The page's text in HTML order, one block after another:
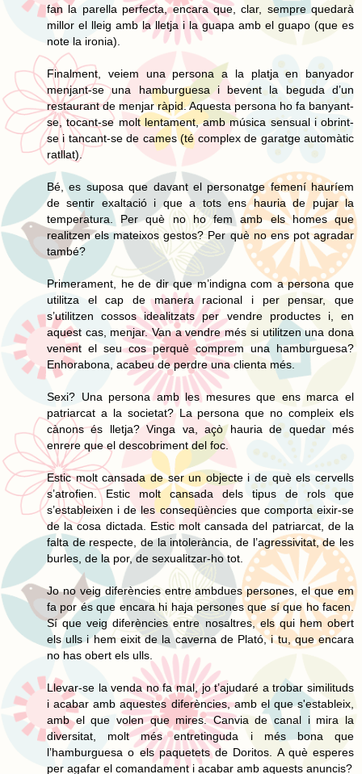
fan la parella perfecta, encara que, clar, sempre quedarà
millor el lleig amb la lletja i la guapa amb el guapo (que es
note la ironia).
Finalment, veiem una persona a la platja en banyador
menjant-se una hamburguesa i bevent la beguda d’un
restaurant de menjar ràpid. Aquesta persona ho fa banyant-
se, tocant-se molt lentament, amb música sensual i obrint-
se i tancant-se de cames (té complex de garatge automàtic
ratllat).
Bé, es suposa que davant el personatge femení hauríem
de sentir exaltació i que a tots ens hauria de pujar la
temperatura. Per què no ho fem amb els homes que
realitzen els mateixos gestos? Per què no ens pot agradar
també?
Primerament, he de dir que m’indigna com a persona que
utilitza el cap de manera racional i per pensar, que
s’utilitzen cossos idealitzats per vendre productes i, en
aquest cas, menjar. Van a vendre més si utilitzen una dona
venent el seu cos perquè comprem una hamburguesa?
Enhorabona, acabeu de perdre una clienta més.
Sexi? Una persona amb les mesures que ens marca el
patriarcat a la societat? La persona que no compleix els
cànons és lletja? Vinga va, açò hauria de quedar més
enrere que el descobriment del foc.
Estic molt cansada de ser un objecte i de què els cervells
s’atrofien. Estic molt cansada dels tipus de rols que
s’estableixen i de les conseqüències que comporta eixir-se
de la cosa dictada. Estic molt cansada del patriarcat, de la
falta de respecte, de la intolerància, de l’agressivitat, de les
burles, de la por, de sexualitzar-ho tot.
Jo no veig diferències entre ambdues persones, el que em
fa por és que encara hi haja persones que sí que ho facen.
Sí que veig diferències entre nosaltres, els qui hem obert
els ulls i hem eixit de la caverna de Plató, i tu, que encara
no has obert els ulls.
Llevar-se la venda no fa mal, jo t’ajudaré a trobar similituds
i acabar amb aquestes diferències, amb el que s'estableix,
amb el que volen que mires. Canvia de canal i mira la
diversitat, molt més entretinguda i més bona que
l’hamburguesa o els paquetets de Doritos. A què esperes
per agafar el comandament i acabar amb aquests anuncis?